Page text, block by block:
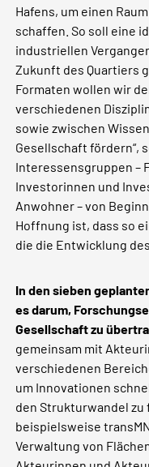
Hafens, um einen
schaffen. So soll eine
industriellen
Zukunft des Quartiers
Formaten wollen wir
verschiedenen
sowie zwischen
Gesellschaft fördern“,
Interessensgruppen –
Investorinnen und
Anwohner – von
Hoffnung ist, dass so
die die Entwicklung
In den sieben
es darum,
Gesellschaft zu
gemeinsam mit
verschiedenen
um Innovationen
den Strukturwandel zu
beispielsweise
Verwaltung von